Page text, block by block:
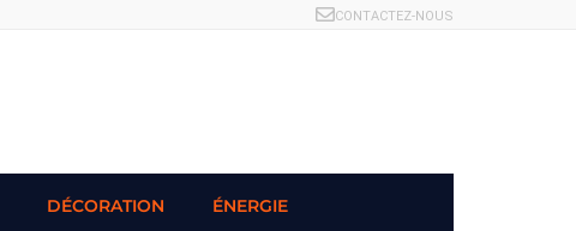
CONTACTEZ-NOUS
DÉCORATION ÉNERGIE